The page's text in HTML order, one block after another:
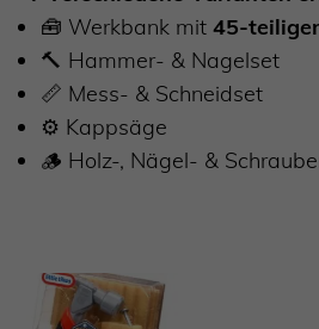
🧰 Werkbank mit 45-
🔨 Hammer- & Nagelset
📏 Mess- & Schneidset
⚙️ Kappsäge
🪵 Holz-, Nägel- &